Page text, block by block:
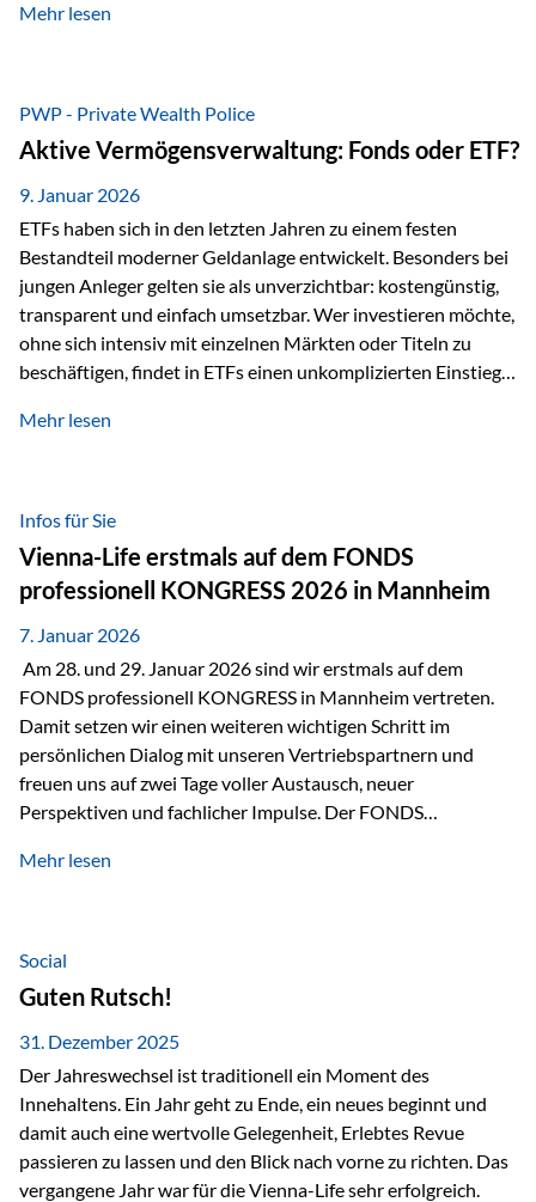
dabei nicht auf einzelnen Marktmeinungen, sondern auf
Inflationsrobustheit und Stabilisierung – eingebettet in eine
liechtensteinische Versicherungsstruktur. Die
Sicherheitsarchitektur: Liechtenstein als Strukturprinzip Die
Private Wealth Police positioniert sich mit einer dreistufigen
Sicherheitsarchitektur, die auf mehreren Ebenen ansetzt:
Stufe 1: Versicherer-Ebene • Versicherung mit…
Mehr lesen
PWP - Private Wealth Police
Aktive Vermögensverwaltung: Fonds oder ETF?
9. Januar 2026
ETFs haben sich in den letzten Jahren zu einem festen
Bestandteil moderner Geldanlage entwickelt. Besonders bei
jungen Anleger gelten sie als unverzichtbar: kostengünstig,
transparent und einfach umsetzbar. Wer investieren möchte,
ohne sich intensiv mit einzelnen Märkten oder Titeln zu
beschäftigen, findet in ETFs einen unkomplizierten Einstieg
werden häufig kritisch betrachtet. Sie gelten als teurer,
Beide Ansätze haben ihre Berechtigung und ihre Stärken
entfalten sie oft gerade in Kombination. ETFs: Effizient, breit
gestreut und klar strukturiert…
Mehr lesen
Infos für Sie
Vienna-Life erstmals auf dem FONDS
professionell KONGRESS 2026 in Mannheim
7. Januar 2026
Am 28. und 29. Januar 2026 sind wir erstmals auf dem
FONDS professionell KONGRESS in Mannheim vertreten.
Damit setzen wir einen weiteren wichtigen Schritt im
persönlichen Dialog mit unseren Vertriebspartnern und
freuen uns auf zwei Tage voller Austausch, neuer
Perspektiven und fachlicher Impulse. Der FONDS
Branchentreffen für Finanz- und Versicherungsprofis im
Vermögensstrukturierung und Nachfolgeplanung
gemeinsam zu diskutieren. Persönlich für Sie vor Ort An
beiden Kongresstagen stehen Ihnen Maximilian
Fichtenbauer, Dirk…
Mehr lesen
Social
Guten Rutsch!
31. Dezember 2025
Der Jahreswechsel ist traditionell ein Moment des
Innehaltens. Ein Jahr geht zu Ende, ein neues beginnt und
damit auch eine wertvolle Gelegenheit, Erlebtes Revue
passieren zu lassen und den Blick nach vorne zu richten. Das
vergangene Jahr war für die Vienna-Life sehr erfolgreich.